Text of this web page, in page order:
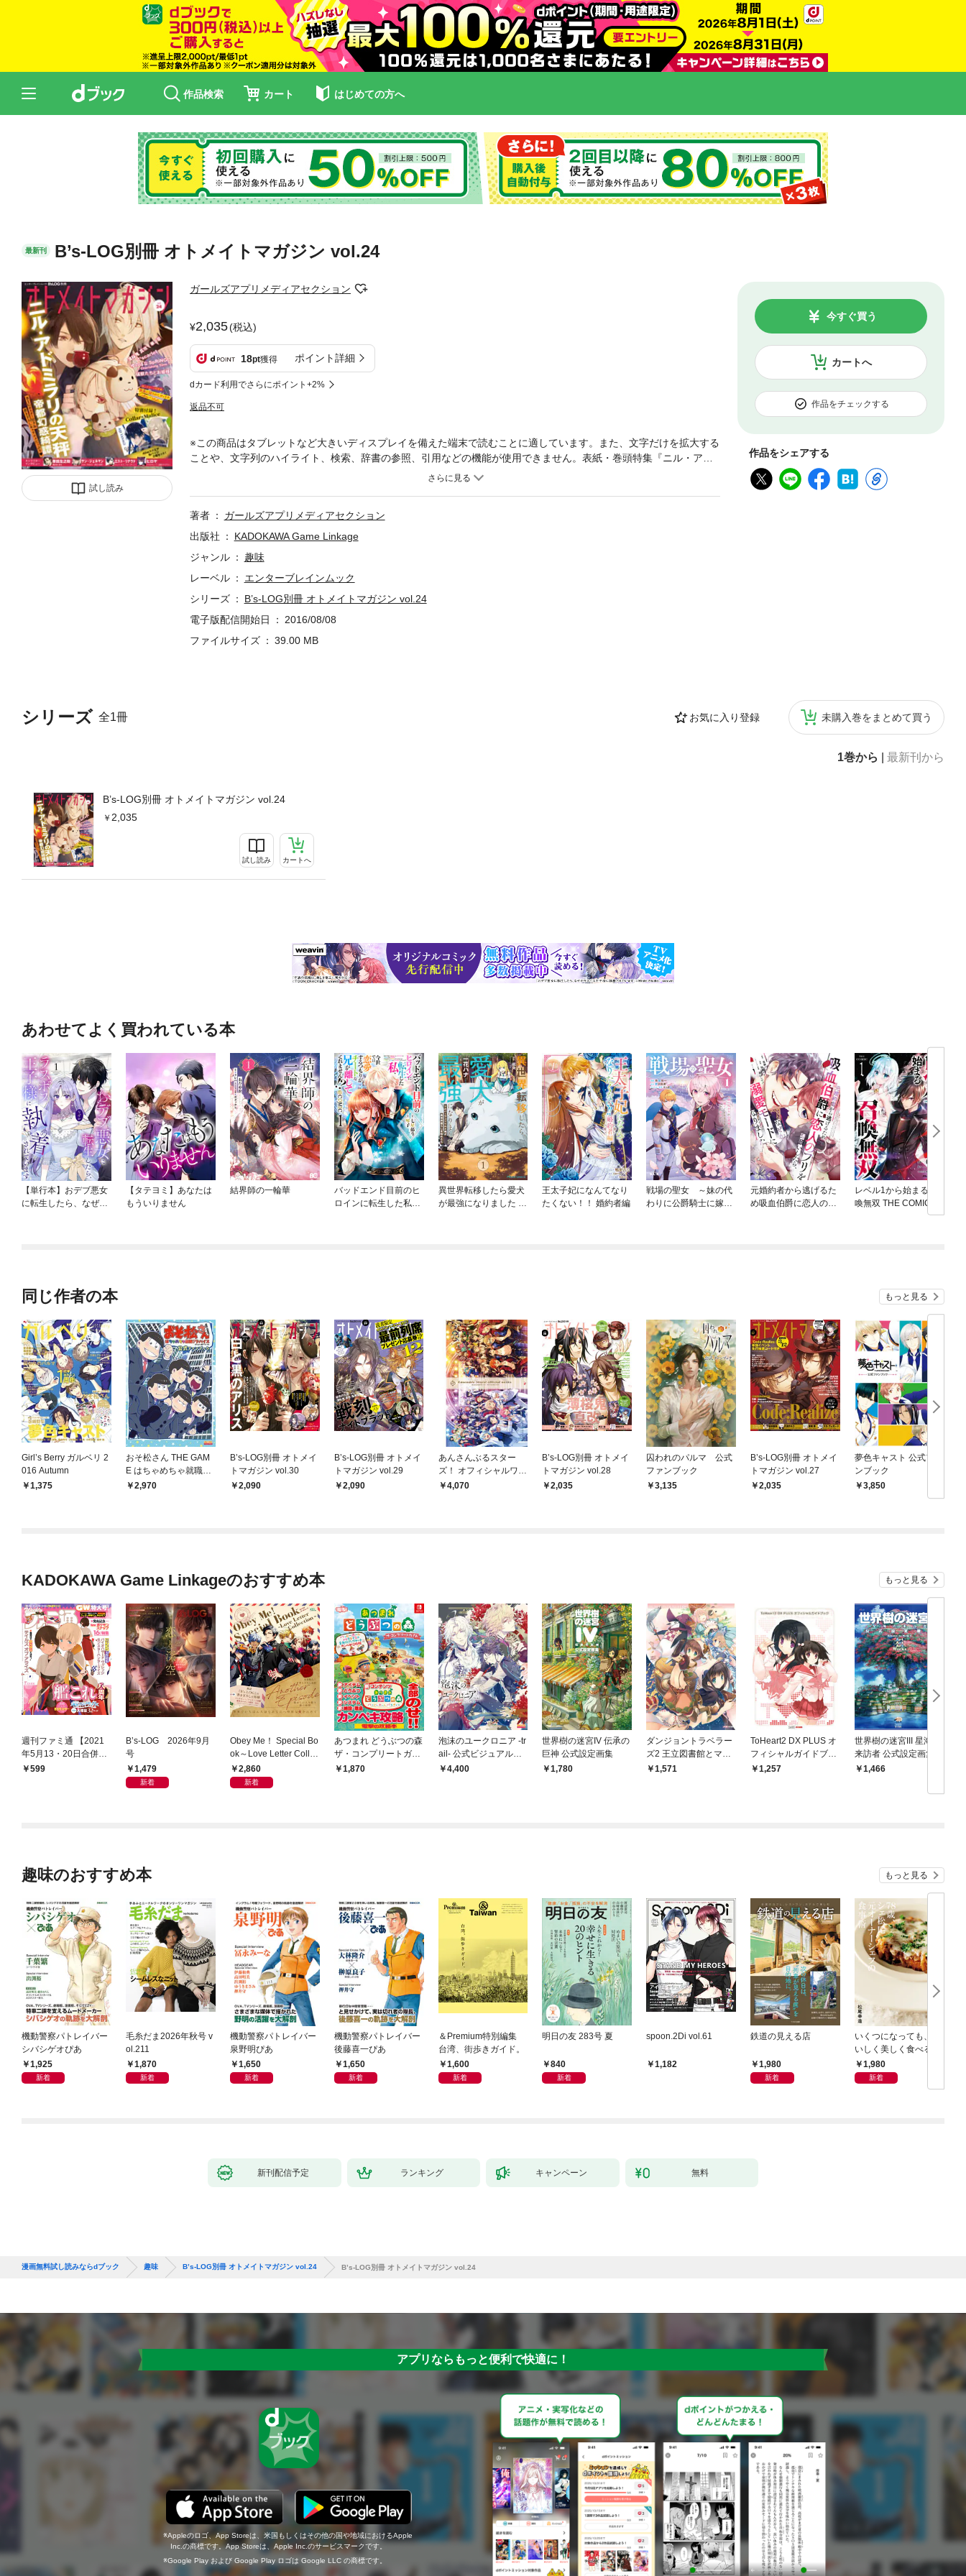
作品検索 カート はじめての方へ
最新刊 B’s-LOG別冊 オトメイトマガジン vol.24
試し読み
ガールズアプリメディアセクション
2,035(税込)
18pt獲得 ポイント詳細
dカード利用でさらにポイント+2%
返品不可
カートへ
今すぐ買う
作品をチェックする
作品をシェアする
シリーズ 全1冊 お気に入り登録 未購入巻をまとめて買う
1巻から 最新刊から
B’s-LOG別冊 オトメイトマガジン vol.24
2,035
試し読み カートへ
※この商品はタブレットなど大きいディスプレイを備えた端末で読むことに適しています。また、文字だけを拡大する
ことや、文字列のハイライト、検索、辞書の参照、引用などの機能が使用できません。表紙・巻頭特集『ニル・アド
ミラリの天秤』の特別号！ 人気タイトルのキャラクターとのデートをテーマにしたキャラクターコメントや人気キ
著者
ガールズアプリメディアセクション
出版社
KADOKAWA Game Linkage
ジャンル
趣味
レーベル
エンターブレインムック
シリーズ
B’s-LOG別冊 オトメイトマガジン vol.24
電子版配信開始日
2016/08/08
ファイルサイズ
39.00 MB
あわせてよく買われている本
【単行本】おデブ悪女
に転生したら、なぜか
【タテヨミ】あなたは
もういりません
結界師の一輪華
バッドエンド目前のヒ
ロインに転生した私、
異世界転移したら愛犬
が最強になりました ～
王太子妃になんてなり
たくない！！ 婚約者編
戦場の聖女 ～妹の代
わりに公爵騎士に嫁ぐ
元婚約者から逃げるた
め吸血伯爵に恋人のフ
レベル1から始まる召
喚無双 THE COMIC
同じ作者の本 もっと見る
Girl’s Berry ガルベリ 2
016 Autumn
1,375
おそ松さん THE GAM
E はちゃめちゃ就職ア
ドバイス -デッド オア
2,970
B’s-LOG別冊 オトメイ
トマガジン vol.30
2,090
B’s-LOG別冊 オトメイ
トマガジン vol.29
2,090
あんさんぶるスター
ズ！ オフィシャルワー
クス4,070
B’s-LOG別冊 オトメイ
トマガジン vol.28
2,035
囚われのパルマ 公式
ファンブック
3,135
B’s-LOG別冊 オトメイ
トマガジン vol.27
2,035
夢色キャスト 公式ファ
ンブック
3,850
KADOKAWA Game Linkageのおすすめ本 もっと見る
週刊ファミ通 【2021
年5月13・20日合併
号】599
B’s-LOG 2026年9月
号
1,479
新着
Obey Me！ Special Bo
ok～Love Letter Collec
tion～
2,860
新着
あつまれ どうぶつの森
ザ・コンプリートガイ
ド ハッピーホームパラ
1,870
泡沫のユークロニア -tr
ail- 公式ビジュアルフ
ァンブック
4,400
世界樹の迷宮IV 伝承の
巨神 公式設定画集
1,780
ダンジョントラベラー
ズ2 王立図書館とマモ
ノの封印 オフィシャル
1,571
ToHeart2 DX PLUS オ
フィシャルガイドブッ
ク1,257
世界樹の迷宮III 星海の
来訪者 公式設定画集
1,466
趣味のおすすめ本 もっと見る
機動警察パトレイバー
シバシゲオぴあ
1,925
新着
毛糸だま2026年秋号 v
ol.211
1,870
新着
機動警察パトレイバー
泉野明ぴあ
1,650
新着
機動警察パトレイバー
後藤喜一ぴあ
1,650
新着
＆Premium特別編集
台湾、街歩きガイド。
1,600
新着
明日の友 283号 夏
840
新着
spoon.2Di vol.61
1,182
鉄道の見える店
1,980
新着
いくつになっても、お
いしく美しく食べる
78歳、シェ松尾元オー
ナーシェフの食事術
1,980
新着
新刊配信予定 ランキング キャンペーン 無料
漫画無料試し読みならdブック 趣味 B’s-LOG別冊 オトメイトマガジン vol.24 B’s-LOG別冊 オトメイトマガジン vol.24
アプリならもっと便利で快適に！
Appleのロゴ、App Storeは、米国もしくはその他の国や地域におけるApple
Inc.の商標です。App Storeは、Apple Inc.のサービスマークです。
Google Play および Google Play ロゴは Google LLC の商標です。